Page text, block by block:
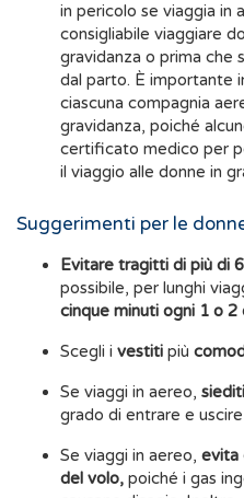
in pericolo se viaggia in
consigliabile viaggiare
gravidanza o prima che
dal parto. È importante
ciascuna compagnia
gravidanza, poiché
certificato medico per
il viaggio alle donne in
Suggerimenti per le
Evitare tragitti di più di
possibile, per lunghi
cinque minuti ogni 1 o 2
Scegli i vestiti più
Se viaggi in aereo,
grado di entrare e
Se viaggi in aereo, evita
del volo, poiché i gas